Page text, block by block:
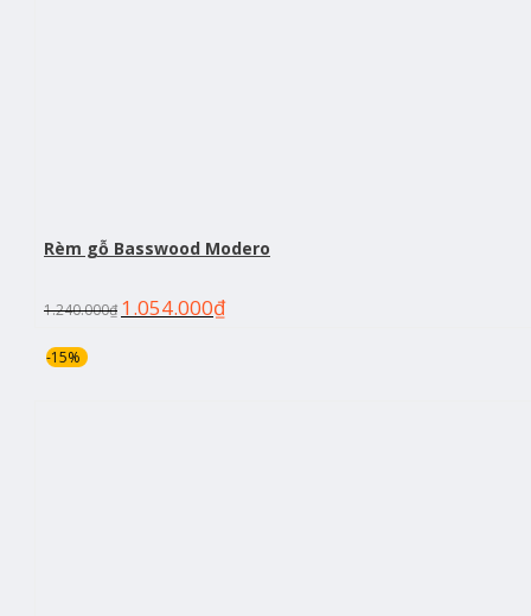
Rèm gỗ Basswood Modero
1.240.000₫ 1.054.000₫
-15%